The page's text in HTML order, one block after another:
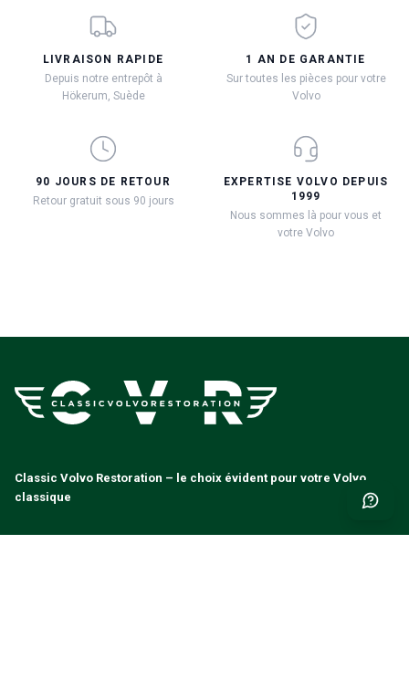
LIVRAISON RAPIDE
Depuis notre entrepôt à
Hökerum, Suède
1 AN DE GARANTIE
Sur toutes les pièces pour votre
Volvo
90 JOURS DE RETOUR
Retour gratuit sous 90 jours
EXPERTISE VOLVO DEPUIS
1999
Nous sommes là pour vous et
votre Volvo
Classic Volvo Restoration – le choix évident pour votre Volvo
classique